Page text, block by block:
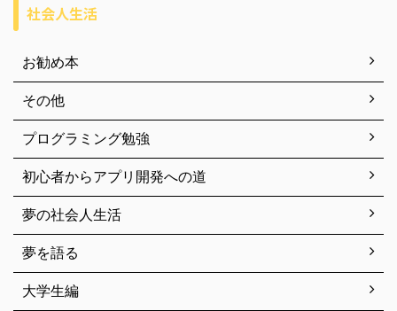
社会人生活
お勧め本
その他
プログラミング勉強
初心者からアプリ開発への道
夢の社会人生活
夢を語る
大学生編